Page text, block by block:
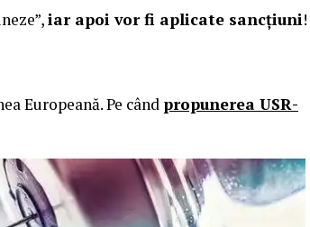
iar apoi vor fi aplicate sancțiuni!
Europeană. Pe când propunerea USR-